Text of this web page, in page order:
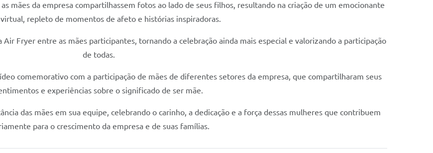
mães da empresa compartilhassem fotos ao lado de seus filhos, resultando na criação de um emocionante
repleto de momentos de afeto e histórias inspiradoras.
Fryer entre as mães participantes, tornando a celebração ainda mais especial e valorizando a participação
de todas.
comemorativo com a participação de mães de diferentes setores da empresa, que compartilharam seus
e experiências sobre o significado de ser mãe.
das mães em sua equipe, celebrando o carinho, a dedicação e a força dessas mulheres que contribuem
para o crescimento da empresa e de suas famílias.